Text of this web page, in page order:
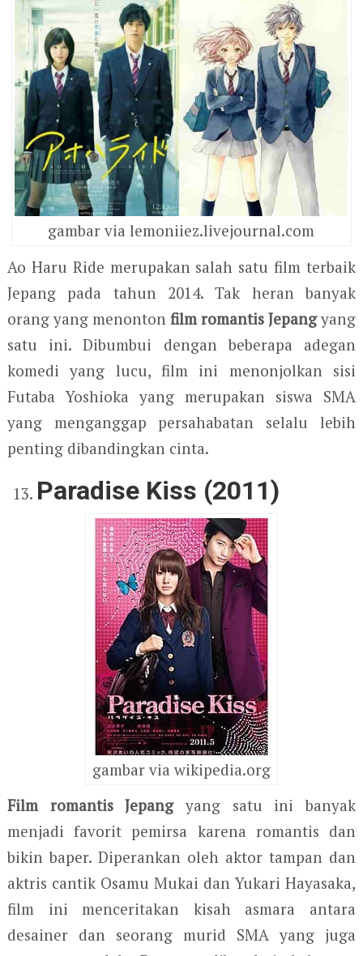
gambar via lemoniiez.livejournal.com
Ao Haru Ride merupakan salah satu film terbaik
Jepang pada tahun 2014. Tak heran banyak
orang yang menonton film romantis Jepangyang
satu ini. Dibumbui dengan beberapa adegan
komedi yang lucu, film ini menonjolkan sisi
Futaba Yoshioka yang merupakan siswa SMA
yang menganggap persahabatan selalu lebih
penting dibandingkan cinta.
Paradise Kiss (2011)
gambar via wikipedia.org
Film romantis Jepangyang satu ini banyak
menjadi favorit pemirsa karena romantis dan
bikin baper. Diperankan oleh aktor tampan dan
aktris cantik Osamu Mukai dan Yukari Hayasaka,
film ini menceritakan kisah asmara antara
desainer dan seorang murid SMA yang juga